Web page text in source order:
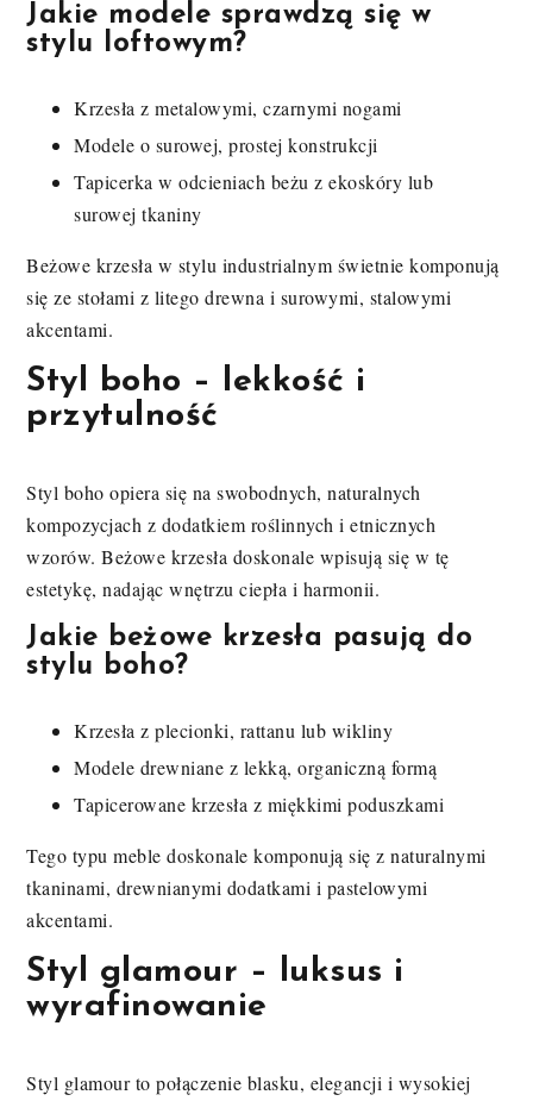
Jakie modele sprawdzą się w
stylu loftowym?
Krzesła z metalowymi, czarnymi nogami
Modele o surowej, prostej konstrukcji
Tapicerka w odcieniach beżu z ekoskóry lub
surowej tkaniny
Beżowe krzesła w stylu industrialnym świetnie komponują
się ze stołami z litego drewna i surowymi, stalowymi
akcentami.
Styl boho – lekkość i
przytulność
Styl boho opiera się na swobodnych, naturalnych
kompozycjach z dodatkiem roślinnych i etnicznych
wzorów. Beżowe krzesła doskonale wpisują się w tę
estetykę, nadając wnętrzu ciepła i harmonii.
Jakie beżowe krzesła pasują do
stylu boho?
Krzesła z plecionki, rattanu lub wikliny
Modele drewniane z lekką, organiczną formą
Tapicerowane krzesła z miękkimi poduszkami
Tego typu meble doskonale komponują się z naturalnymi
tkaninami, drewnianymi dodatkami i pastelowymi
akcentami.
Styl glamour – luksus i
wyrafinowanie
Styl glamour to połączenie blasku, elegancji i wysokiej